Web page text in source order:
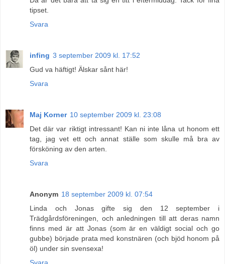
tipset.
Svara
infing 3 september 2009 kl. 17:52
Gud va häftigt! Älskar sånt här!
Svara
Maj Korner 10 september 2009 kl. 23:08
Det där var riktigt intressant! Kan ni inte låna ut honom ett
tag, jag vet ett och annat ställe som skulle må bra av
försköning av den arten.
Svara
Anonym 18 september 2009 kl. 07:54
Linda och Jonas gifte sig den 12 september i
Trädgårdsföreningen, och anledningen till att deras namn
finns med är att Jonas (som är en väldigt social och go
gubbe) började prata med konstnären (och bjöd honom på
öl) under sin svensexa!
Svara